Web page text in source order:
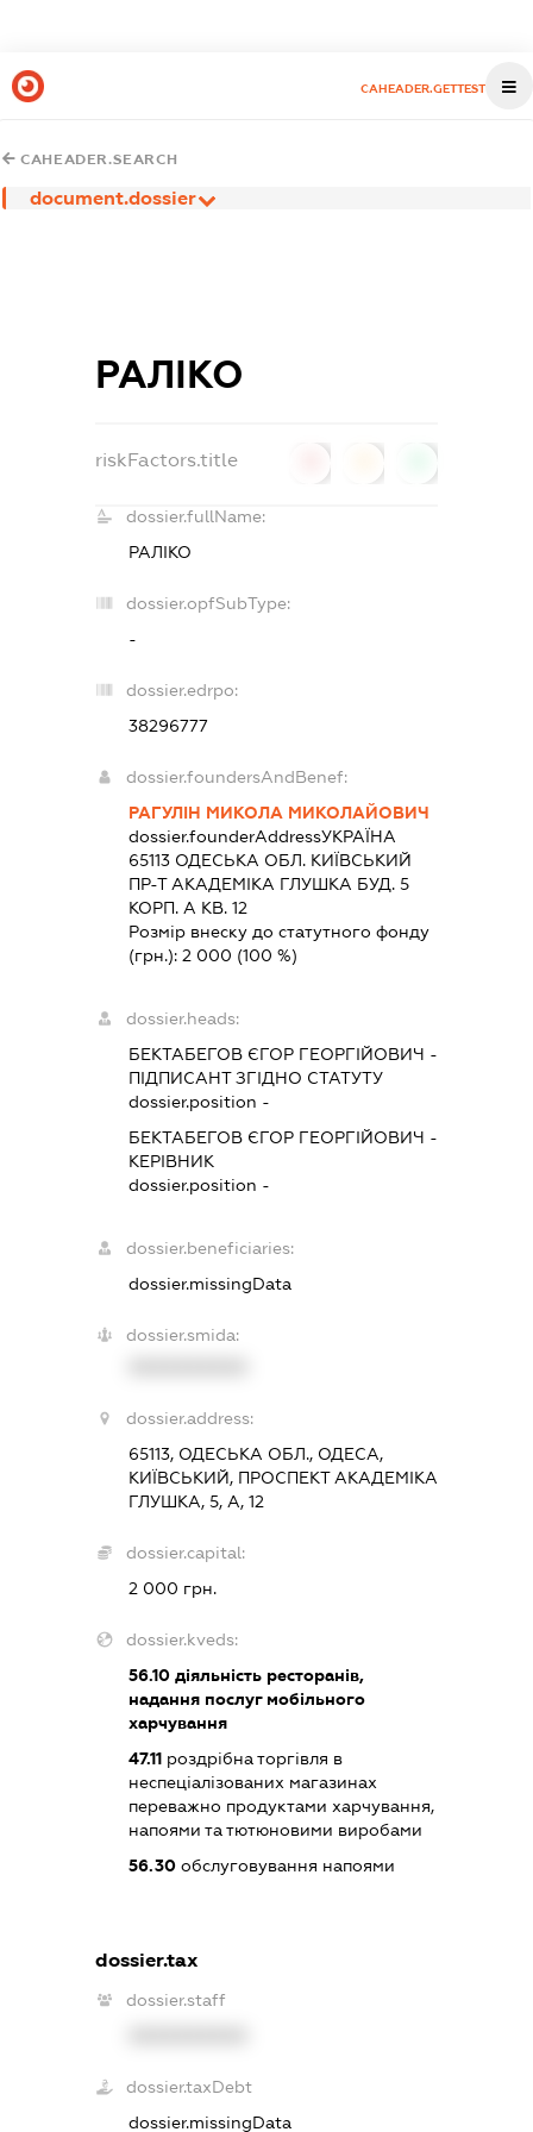
CAHEADER.GETTEST
CAHEADER.SEARCH
document.dossier
РАЛІКО
riskFactors.title
dossier.fullName:
РАЛІКО
dossier.opfSubType:
-
dossier.edrpo:
38296777
dossier.foundersAndBenef:
РАГУЛІН МИКОЛА МИКОЛАЙОВИЧ
dossier.founderAddressУКРАЇНА
65113 ОДЕСЬКА ОБЛ. КИЇВСЬКИЙ
ПР-Т АКАДЕМІКА ГЛУШКА БУД. 5
КОРП. А КВ. 12
Розмір внеску до статутного фонду
(грн.): 2 000 (100 %)
dossier.heads:
БЕКТАБЕГОВ ЄГОР ГЕОРГІЙОВИЧ -
ПІДПИСАНТЗГІДНО СТАТУТУ
dossier.position -
БЕКТАБЕГОВ ЄГОР ГЕОРГІЙОВИЧ -
КЕРІВНИК
dossier.position -
dossier.beneficiaries:
dossier.missingData
dossier.smida:
dossier.address:
65113, ОДЕСЬКА ОБЛ., ОДЕСА,
КИЇВСЬКИЙ, ПРОСПЕКТ АКАДЕМІКА
ГЛУШКА, 5, А, 12
dossier.capital:
2 000 грн.
dossier.kveds:
56.10діяльність ресторанів,
надання послуг мобільного
харчування
47.11роздрібна торгівля в
неспеціалізованих магазинах
переважно продуктами харчування,
напоями та тютюновими виробами
56.30обслуговування напоями
dossier.tax
dossier.staff
dossier.taxDebt
dossier.missingData